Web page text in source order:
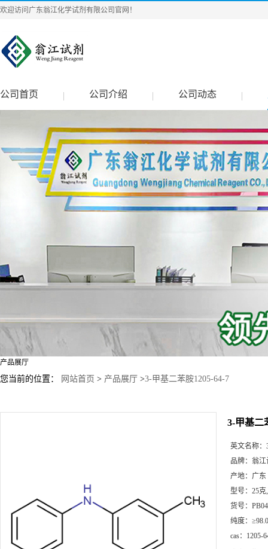
欢迎访问广东翁江化学试剂有限公司官网！
公司首页 公司介绍 公司动态
产品展厅
您当前的位置： 网站首页 > 产品展厅 >3-甲基二苯胺1205-64-7
3-甲基二
英文名称：
品牌： 翁江
产地： 广东
型号： 25克
货号：
纯度：
cas： 1205-